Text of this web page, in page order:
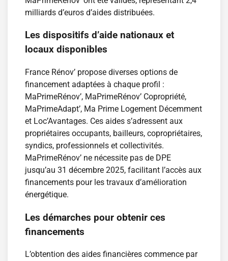
milliards d’euros d’aides distribuées.
Les dispositifs d’aide nationaux et
locaux disponibles
France Rénov’ propose diverses options de
financement adaptées à chaque profil :
MaPrimeRénov’, MaPrimeRénov’ Copropriété,
MaPrimeAdapt’, Ma Prime Logement Décemment
et Loc’Avantages. Ces aides s’adressent aux
propriétaires occupants, bailleurs, copropriétaires,
syndics, professionnels et collectivités.
MaPrimeRénov’ ne nécessite pas de DPE
jusqu’au 31 décembre 2025, facilitant l’accès aux
financements pour les travaux d’amélioration
énergétique.
Les démarches pour obtenir ces
financements
L’obtention des aides financières commence par